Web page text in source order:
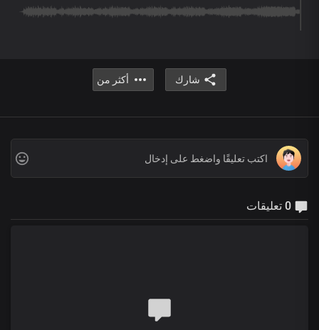
شارك أكثر من